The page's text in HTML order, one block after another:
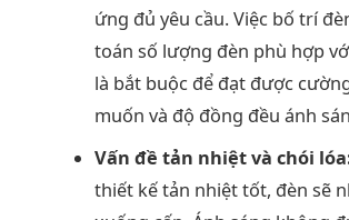
ứng đủ yêu cầu. Việc bố trí
toán số lượng đèn phù hợp
là bắt buộc để đạt được
muốn và độ đồng đều ánh
Vấn đề tản nhiệt và chói
thiết kế tản nhiệt tốt, đèn sẽ